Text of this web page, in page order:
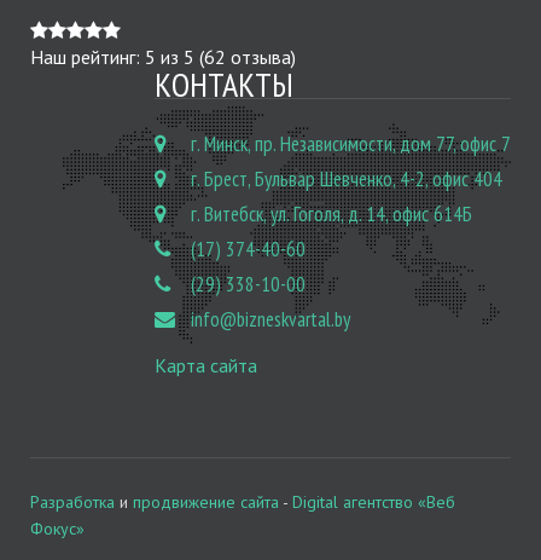
Наш рейтинг: 5 из 5 (62 отзыва)
КОНТАКТЫ
г. Минск, пр. Независимости, дом 77, офис 7
г. Брест, Бульвар Шевченко, 4-2, офис 404
г. Витебск, ул. Гоголя, д. 14, офис 614Б
(17) 374-40-60
(29) 338-10-00
info@bizneskvartal.by
Карта сайта
Разработка и продвижение сайта - Digital агентство «Веб
Фокус»